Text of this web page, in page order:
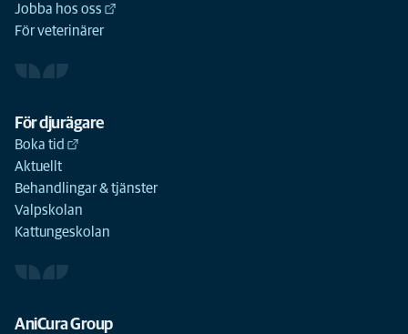
Jobba hos oss
För veterinärer
För djurägare
Boka tid
Aktuellt
Behandlingar & tjänster
Valpskolan
Kattungeskolan
AniCura Group